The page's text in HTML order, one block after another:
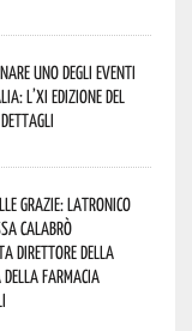
uno degli eventi
l’XI edizione del
dettagli
Grazie: Latronico
Calabrò
Direttore della
Farmacia